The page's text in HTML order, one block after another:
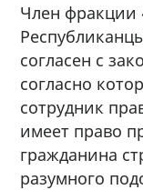
Член фракции
согласен с
согласно
сотрудник
имеет право
гражданина
разумного